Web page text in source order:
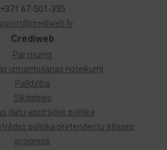
Crediweb
Par mums
izmantošanas noteikumi
Palīdzība
Sīkdatnes
datu apstrādes politika
politika pretendentu atlases
procesos
+371 67-501-335